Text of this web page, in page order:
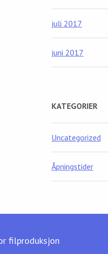
juli 2017
juni 2017
KATEGORIER
Uncategorized
Åpningstider
filproduksjon